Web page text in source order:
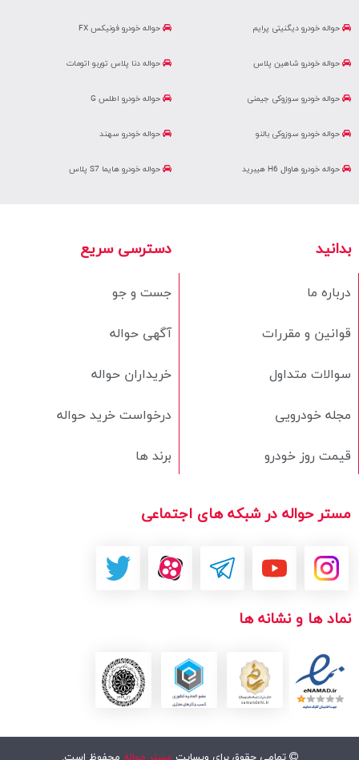
حواله خودرو فونیکس FX حواله خودرو دیگنیتی پرایم
حواله دنا پلاس توربو اتومات حواله خودرو شاهین پلاس
حواله خودرو اطلس G حواله خودرو سوزوکی جیمنی
حواله خودرو سهند حواله خودرو سوزوکی بالنو
حواله خودرو هایما S7 پلاس حواله خودرو هاوال H6 هیبرید
دسترسی سریع
جست و جو
آگهی حواله
خریداران حواله
درخواست خرید حواله
برند ها
بدانید
درباره ما
قوانین و مقررات
سوالات متداول
مجله خودرویی
قیمت روز خودرو
مستر حواله در شبکه های اجتماعی
نماد ها و نشانه ها